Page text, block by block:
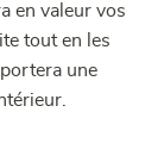
en valeur vos
tout en les
une